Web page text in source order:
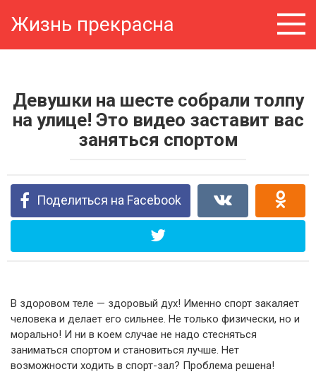
Жизнь прекрасна
Девушки на шесте собрали толпу
на улице! Это видео заставит вас
заняться спортом
Поделиться на Facebook
В здоровом теле — здоровый дух! Именно спорт закаляет
человека и делает его сильнее. Не только физически, но и
морально! И ни в коем случае не надо стесняться
заниматься спортом и становиться лучше. Нет
возможности ходить в спорт-зал? Проблема решена!